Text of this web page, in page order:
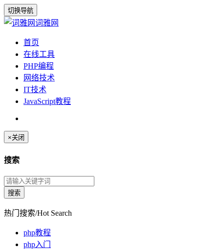
切换导航
词雅网
首页
在线工具
PHP编程
网络技术
IT技术
JavaScript教程
×关闭
搜索
热门搜索/Hot Search
php教程
php入门